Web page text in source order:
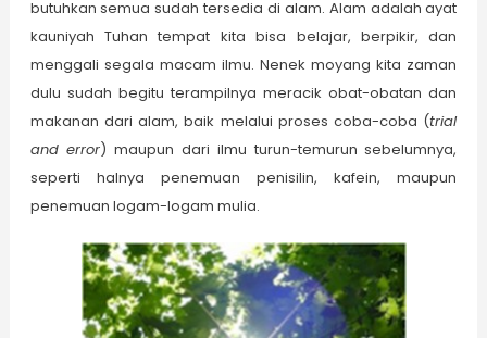
butuhkan semua sudah tersedia di alam. Alam adalah ayat
kauniyah Tuhan tempat kita bisa belajar, berpikir, dan
menggali segala macam ilmu. Nenek moyang kita zaman
dulu sudah begitu terampilnya meracik obat-obatan dan
makanan dari alam, baik melalui proses coba-coba (trial
and error) maupun dari ilmu turun-temurun sebelumnya,
seperti halnya penemuan penisilin, kafein, maupun
penemuan logam-logam mulia.